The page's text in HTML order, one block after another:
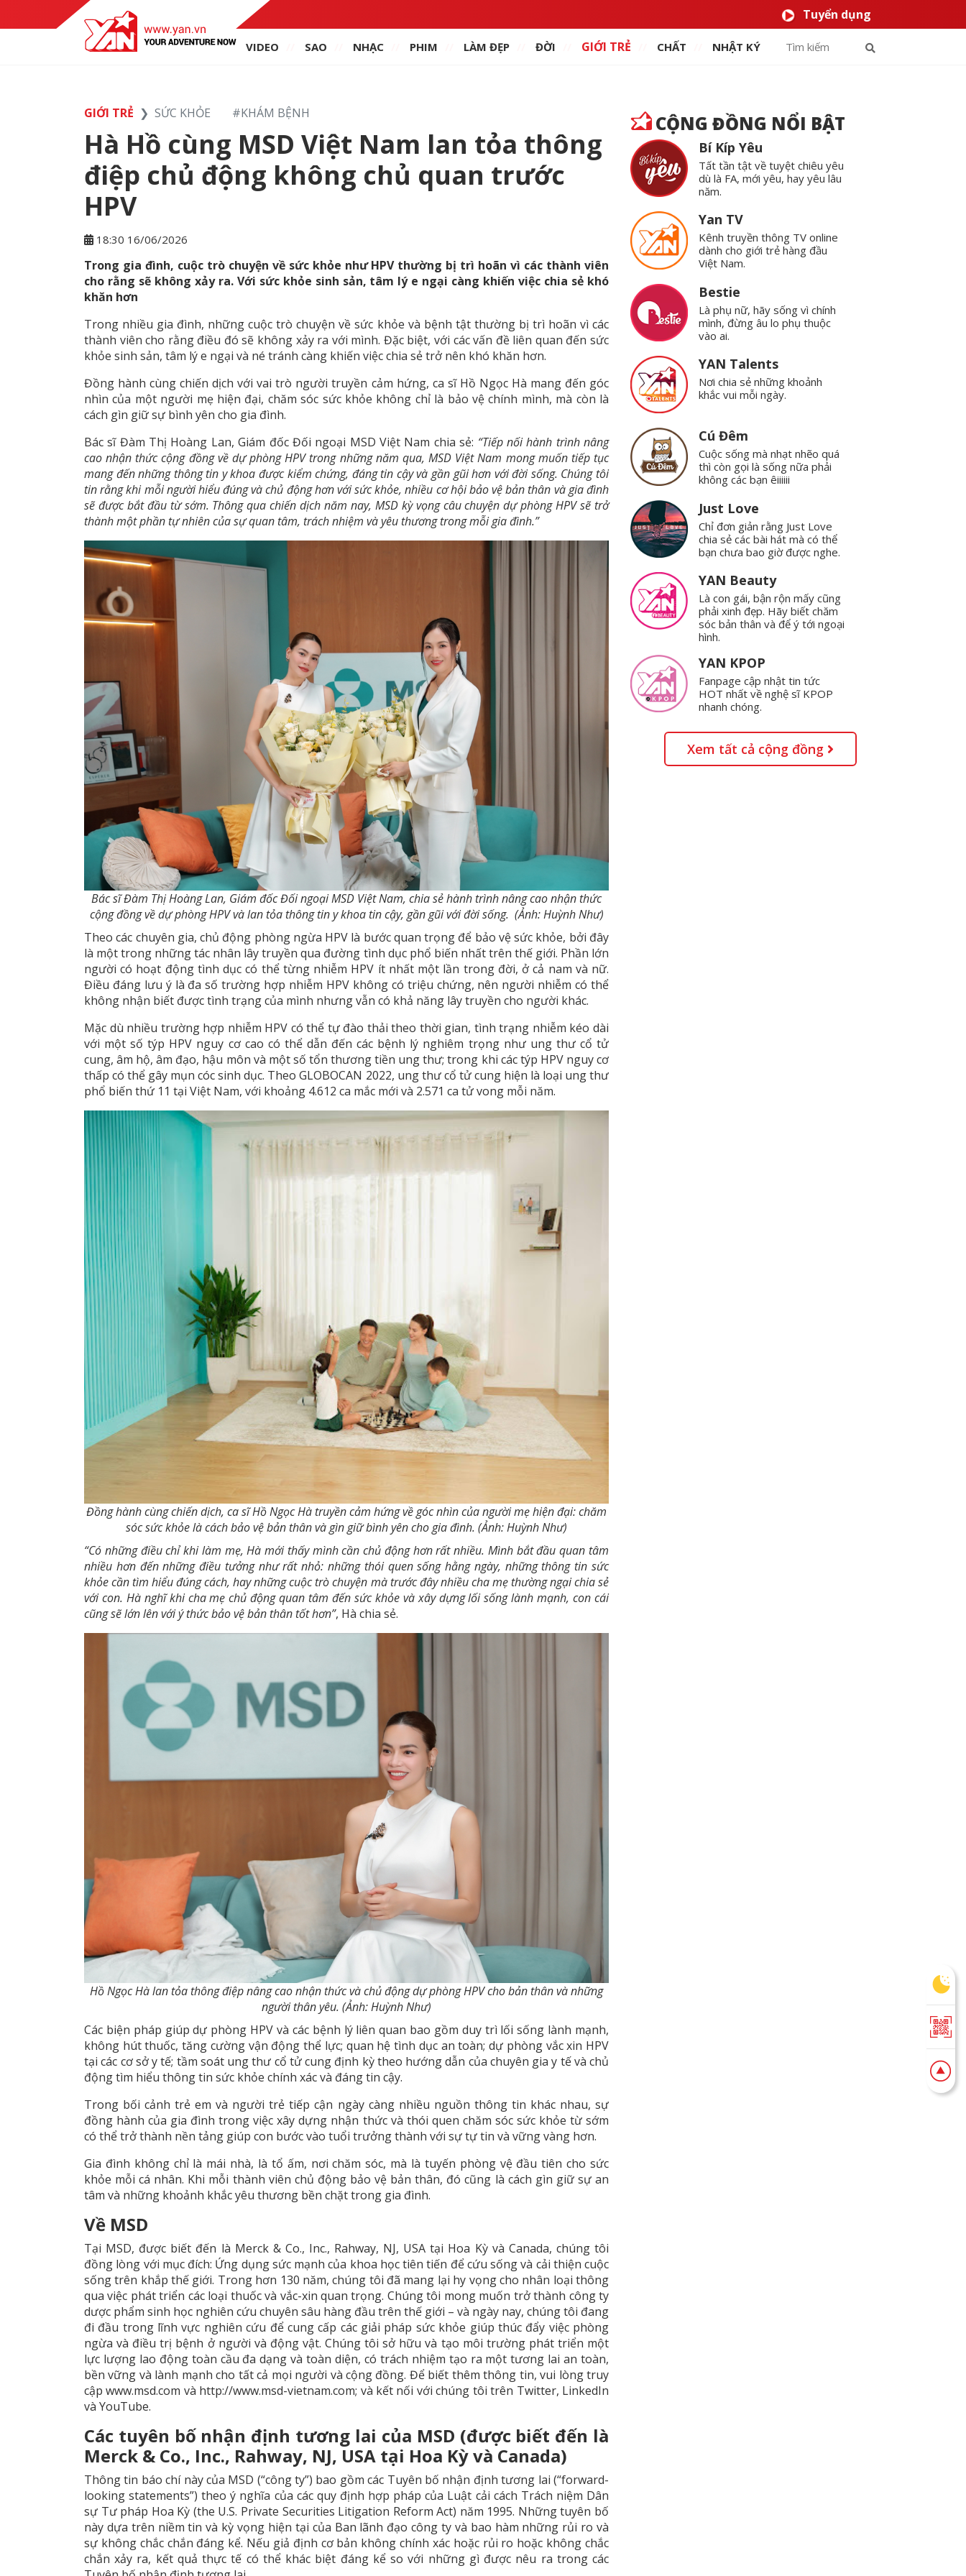
Tuyển dụng
VIDEO SAO NHẠC PHIM LÀM ĐẸP ĐỜI GIỚI TRẺ CHẤT NHẬT KÝ
GIỚI TRẺ SỨC KHỎE #KHÁM BỆNH
Hà Hồ cùng MSD Việt Nam lan tỏa thông
điệp chủ động không chủ quan trước
HPV
18:30 16/06/2026
Trong gia đình, cuộc trò chuyện về sức khỏe như HPV thường bị trì hoãn vì các thành viên
cho rằng sẽ không xảy ra. Với sức khỏe sinh sản, tâm lý e ngại càng khiến việc chia sẻ khó
khăn hơn
Trong nhiều gia đình, những cuộc trò chuyện về sức khỏe và bệnh tật thường bị trì hoãn vì các
thành viên cho rằng điều đó sẽ không xảy ra với mình. Đặc biệt, với các vấn đề liên quan đến sức
khỏe sinh sản, tâm lý e ngại và né tránh càng khiến việc chia sẻ trở nên khó khăn hơn.
Đồng hành cùng chiến dịch với vai trò người truyền cảm hứng, ca sĩ Hồ Ngọc Hà mang đến góc
nhìn của một người mẹ hiện đại, chăm sóc sức khỏe không chỉ là bảo vệ chính mình, mà còn là
cách gìn giữ sự bình yên cho gia đình.
Bác sĩ Đàm Thị Hoàng Lan, Giám đốc Đối ngoại MSD Việt Nam chia sẻ: “Tiếp nối hành trình nâng
cao nhận thức cộng đồng về dự phòng HPV trong những năm qua, MSD Việt Nam mong muốn tiếp tục
mang đến những thông tin y khoa được kiểm chứng, đáng tin cậy và gần gũi hơn với đời sống. Chúng tôi
tin rằng khi mỗi người hiểu đúng và chủ động hơn với sức khỏe, nhiều cơ hội bảo vệ bản thân và gia đình
sẽ được bắt đầu từ sớm. Thông qua chiến dịch năm nay, MSD kỳ vọng câu chuyện dự phòng HPV sẽ trở
thành một phần tự nhiên của sự quan tâm, trách nhiệm và yêu thương trong mỗi gia đình.”
Bác sĩ Đàm Thị Hoàng Lan, Giám đốc Đối ngoại MSD Việt Nam, chia sẻ hành trình nâng cao nhận thức
cộng đồng về dự phòng HPV và lan tỏa thông tin y khoa tin cậy, gần gũi với đời sống. (Ảnh: Huỳnh Như)
Theo các chuyên gia, chủ động phòng ngừa HPV là bước quan trọng để bảo vệ sức khỏe, bởi đây
là một trong những tác nhân lây truyền qua đường tình dục phổ biến nhất trên thế giới. Phần lớn
người có hoạt động tình dục có thể từng nhiễm HPV ít nhất một lần trong đời, ở cả nam và nữ.
Điều đáng lưu ý là đa số trường hợp nhiễm HPV không có triệu chứng, nên người nhiễm có thể
không nhận biết được tình trạng của mình nhưng vẫn có khả năng lây truyền cho người khác.
Mặc dù nhiều trường hợp nhiễm HPV có thể tự đào thải theo thời gian, tình trạng nhiễm kéo dài
với một số týp HPV nguy cơ cao có thể dẫn đến các bệnh lý nghiêm trọng như ung thư cổ tử
cung, âm hộ, âm đạo, hậu môn và một số tổn thương tiền ung thư; trong khi các týp HPV nguy cơ
thấp có thể gây mụn cóc sinh dục. Theo GLOBOCAN 2022, ung thư cổ tử cung hiện là loại ung thư
phổ biến thứ 11 tại Việt Nam, với khoảng 4.612 ca mắc mới và 2.571 ca tử vong mỗi năm.
Đồng hành cùng chiến dịch, ca sĩ Hồ Ngọc Hà truyền cảm hứng về góc nhìn của người mẹ hiện đại: chăm
sóc sức khỏe là cách bảo vệ bản thân và gìn giữ bình yên cho gia đình. (Ảnh: Huỳnh Như)
“Có những điều chỉ khi làm mẹ, Hà mới thấy mình cần chủ động hơn rất nhiều. Mình bắt đầu quan tâm
nhiều hơn đến những điều tưởng như rất nhỏ: những thói quen sống hằng ngày, những thông tin sức
khỏe cần tìm hiểu đúng cách, hay những cuộc trò chuyện mà trước đây nhiều cha mẹ thường ngại chia sẻ
với con. Hà nghĩ khi cha mẹ chủ động quan tâm đến sức khỏe và xây dựng lối sống lành mạnh, con cái
cũng sẽ lớn lên với ý thức bảo vệ bản thân tốt hơn”, Hà chia sẻ.
Hồ Ngọc Hà lan tỏa thông điệp nâng cao nhận thức và chủ động dự phòng HPV cho bản thân và những
người thân yêu. (Ảnh: Huỳnh Như)
Các biện pháp giúp dự phòng HPV và các bệnh lý liên quan bao gồm duy trì lối sống lành mạnh,
không hút thuốc, tăng cường vận động thể lực; quan hệ tình dục an toàn; dự phòng vắc xin HPV
tại các cơ sở y tế; tầm soát ung thư cổ tử cung định kỳ theo hướng dẫn của chuyên gia y tế và chủ
động tìm hiểu thông tin sức khỏe chính xác và đáng tin cậy.
Trong bối cảnh trẻ em và người trẻ tiếp cận ngày càng nhiều nguồn thông tin khác nhau, sự
đồng hành của gia đình trong việc xây dựng nhận thức và thói quen chăm sóc sức khỏe từ sớm
có thể trở thành nền tảng giúp con bước vào tuổi trưởng thành với sự tự tin và vững vàng hơn.
Gia đình không chỉ là mái nhà, là tổ ấm, nơi chăm sóc, mà là tuyến phòng vệ đầu tiên cho sức
khỏe mỗi cá nhân. Khi mỗi thành viên chủ động bảo vệ bản thân, đó cũng là cách gìn giữ sự an
tâm và những khoảnh khắc yêu thương bền chặt trong gia đình.
Về MSD
Tại MSD, được biết đến là Merck & Co., Inc., Rahway, NJ, USA tại Hoa Kỳ và Canada, chúng tôi
đồng lòng với mục đích: Ứng dụng sức mạnh của khoa học tiên tiến để cứu sống và cải thiện cuộc
sống trên khắp thế giới. Trong hơn 130 năm, chúng tôi đã mang lại hy vọng cho nhân loại thông
qua việc phát triển các loại thuốc và vắc-xin quan trọng. Chúng tôi mong muốn trở thành công ty
dược phẩm sinh học nghiên cứu chuyên sâu hàng đầu trên thế giới – và ngày nay, chúng tôi đang
đi đầu trong lĩnh vực nghiên cứu để cung cấp các giải pháp sức khỏe giúp thúc đẩy việc phòng
ngừa và điều trị bệnh ở người và động vật. Chúng tôi sở hữu và tạo môi trường phát triển một
lực lượng lao động toàn cầu đa dạng và toàn diện, có trách nhiệm tạo ra một tương lai an toàn,
bền vững và lành mạnh cho tất cả mọi người và cộng đồng. Để biết thêm thông tin, vui lòng truy
cập www.msd.com và http://www.msd-vietnam.com; và kết nối với chúng tôi trên Twitter, LinkedIn
và YouTube.
Các tuyên bố nhận định tương lai của MSD (được biết đến là
Merck & Co., Inc., Rahway, NJ, USA tại Hoa Kỳ và Canada)
Thông tin báo chí này của MSD (“công ty”) bao gồm các Tuyên bố nhận định tương lai (“forward-
looking statements”) theo ý nghĩa của các quy định hợp pháp của Luật cải cách Trách niệm Dân
sự Tư pháp Hoa Kỳ (the U.S. Private Securities Litigation Reform Act) năm 1995. Những tuyên bố
này dựa trên niềm tin và kỳ vọng hiện tại của Ban lãnh đạo công ty và bao hàm những rủi ro và
sự không chắc chắn đáng kể. Nếu giả định cơ bản không chính xác hoặc rủi ro hoặc không chắc
chắn xảy ra, kết quả thực tế có thể khác biệt đáng kể so với những gì được nêu ra trong các
CỘNG ĐỒNG NỔI BẬT
Bí Kíp Yêu
Tất tần tật về tuyệt chiêu yêu
dù là FA, mới yêu, hay yêu lâu
năm.
Yan TV
Kênh truyền thông TV online
dành cho giới trẻ hàng đầu
Việt Nam.
Bestie
Là phụ nữ, hãy sống vì chính
mình, đừng âu lo phụ thuộc
vào ai.
YAN Talents
Nơi chia sẻ những khoảnh
khắc vui mỗi ngày.
Cú Đêm
Cuộc sống mà nhạt nhẽo quá
thì còn gọi là sống nữa phải
không các bạn êiiiiii
Just Love
Chỉ đơn giản rằng Just Love
chia sẻ các bài hát mà có thể
bạn chưa bao giờ được nghe.
YAN Beauty
Là con gái, bận rộn mấy cũng
phải xinh đẹp. Hãy biết chăm
sóc bản thân và để ý tới ngoại
hình.
YAN KPOP
Fanpage cập nhật tin tức
HOT nhất về nghệ sĩ KPOP
nhanh chóng.
Xem tất cả cộng đồng